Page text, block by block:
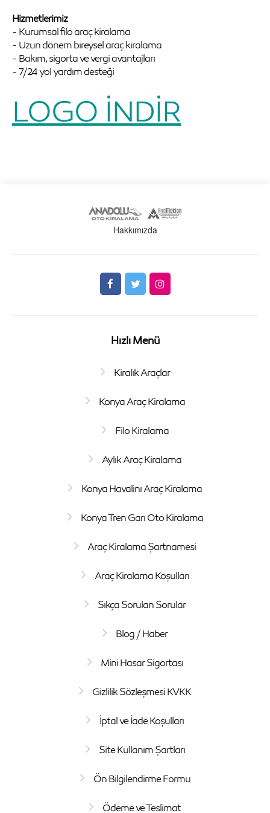
Hizmetlerimiz
- Kurumsal filo araç kiralama
- Uzun dönem bireysel araç kiralama
- Bakım, sigorta ve vergi avantajları
- 7/24 yol yardım desteği
LOGO İNDİR
Hakkımızda
Hızlı Menü
Kiralık Araçlar
Konya Araç Kiralama
Filo Kiralama
Aylık Araç Kiralama
Konya Havalinı Araç Kiralama
Konya Tren Garı Oto Kiralama
Araç Kiralama Şartnamesi
Araç Kiralama Koşulları
Sıkça Sorulan Sorular
Blog / Haber
Mini Hasar Sigortası
Gizlilik Sözleşmesi KVKK
İptal ve İade Koşulları
Site Kullanım Şartları
Ön Bilgilendirme Formu
Ödeme ve Teslimat